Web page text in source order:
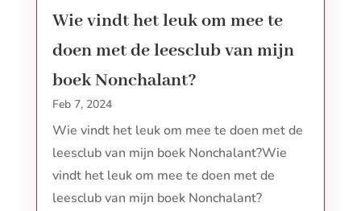
Wie vindt het leuk om mee te
doen met de leesclub van mijn
boek Nonchalant?
Feb 7, 2024
Wie vindt het leuk om mee te doen met de
leesclub van mijn boek Nonchalant?Wie
vindt het leuk om mee te doen met de
leesclub van mijn boek Nonchalant?